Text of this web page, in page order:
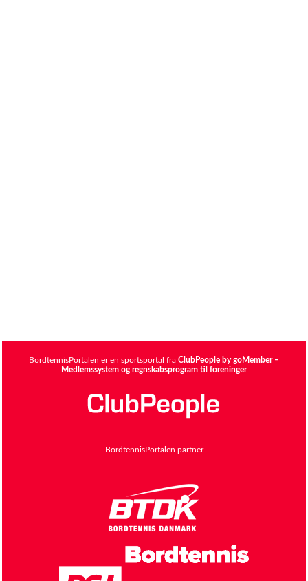
BordtennisPortalen er en sportsportal fra ClubPeople by goMember –
Medlemssystem og regnskabsprogram til foreninger
BordtennisPortalen partner